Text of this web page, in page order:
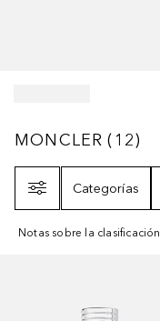
MONCLER 12
MONCLER ( 12)
Categorías
Notas sobre la clasificación